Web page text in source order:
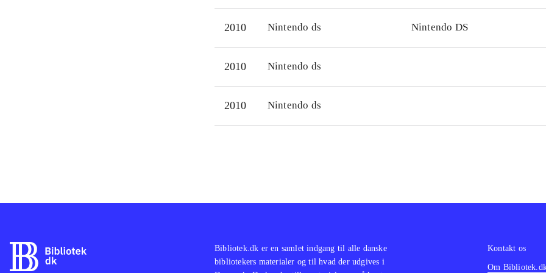
2010 Nintendo ds Nintendo DS
2010 Nintendo ds
2010 Nintendo ds
Bibliotek.dk er en samlet indgang til alle danske
bibliotekers materialer og til hvad der udgives i
Kontakt os
Om